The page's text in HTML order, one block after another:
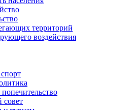
территорий
воздействия